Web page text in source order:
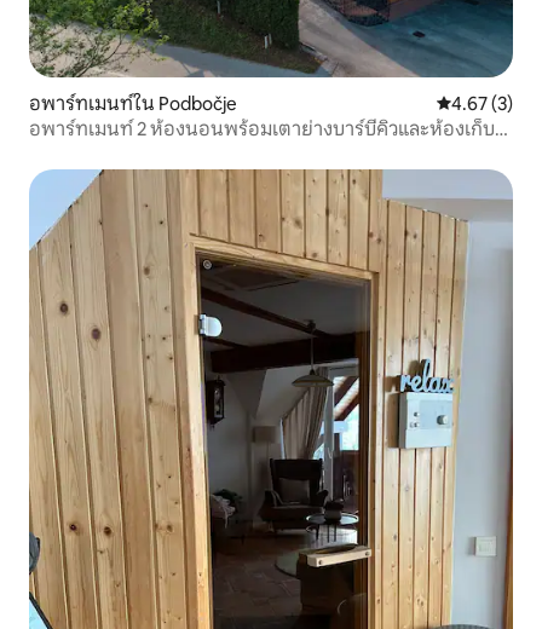
อพาร์ทเมนท์ใน Podbočje คะแนนเฉลี่ย
4.67 (3)
อพาร์ทเมนท์ 2 ห้องนอนพร้อมเตาย่างบาร์บีคิวและห้องเก็บ